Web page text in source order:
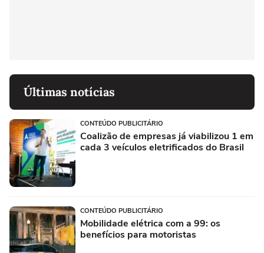
Últimas notícias
CONTEÚDO PUBLICITÁRIO
Coalizão de empresas já viabilizou 1 em
cada 3 veículos eletrificados do Brasil
CONTEÚDO PUBLICITÁRIO
Mobilidade elétrica com a 99: os
benefícios para motoristas